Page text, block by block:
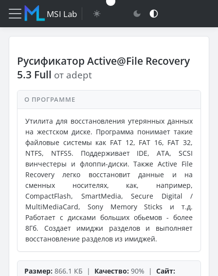
MSI Lab
Русификатор Active@File Recovery
5.3 Full от adept
О ПРОГРАММЕ
Утилита для восстановления утерянных данных
на жестском диске. Программа понимает такие
файловые системы как FAT 12, FAT 16, FAT 32,
NTFS, NTFS5. Поддерживает IDE, ATA, SCSI
винчестеры и флоппи-диски. Также Active File
Recovery легко восстановит данные и на
сменных носителях, как, например,
СompactFlash, SmartMedia, Secure Digital /
MultiMediaCard, Sony Memory Sticks и т.д.
Работает с дисками больших обьемов - более
8Гб. Создает имиджи разделов и выполняет
восстановление разделов из имиджей.
Размер: 866.1 КБ | Качество: 90% | Сайт: